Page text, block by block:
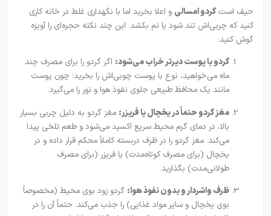
حیف استگردو امسالی و اعلا بخرید اما با نگهداری غلط در خانه کاری
کنید که چربی‌اش تند شود یا نم بکشد. این چند نکته حجره‌ای را آویزه
گوش کنید:
گردو با پوست دیرتر خراب می‌شود: اگر گردو را برای مصرف چند
ماه می‌خواهید، نوع با پوست چوبی‌اش را بخرید؛ چون پوست
مانند یک محافظ طبیعی جلوی نفوذ هوا و نور را می‌گیرد.
مغز گردو حتماً در یخچال یا فریزر: مغز گردو به دلیل چربی بسیار
بالا، در دمای گرم محیط سریع اکسید می‌شود و طعم تلخی پیدا
می‌کند. مغز گردو را در ظرف دربسته کاملاً محکم قرار داده و در
یخچال (برای مصرف کوتاه‌مدت) یا فریزر (برای مصرف
طولانی‌مدت) بگذارید.
ظرف واشردار و بدون نفوذ هوا: گردو زود بوی محیط (مخصوصاً
بوی یخچال و سایر مواد غذایی) را جذب می‌کند. حتماً آن را در